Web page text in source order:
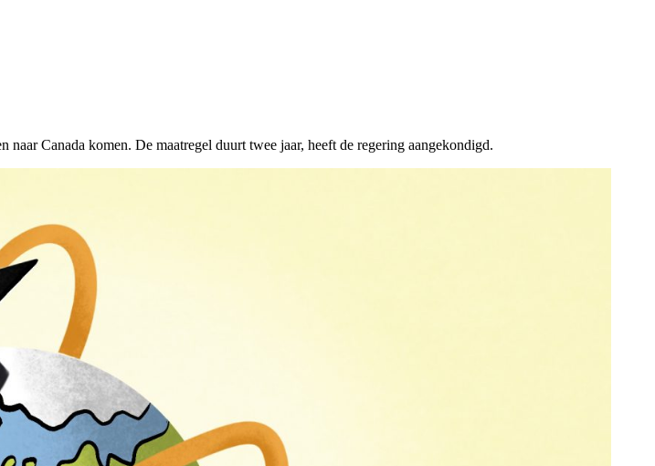
Canada komen. De maatregel duurt twee jaar, heeft de regering aangekondigd.